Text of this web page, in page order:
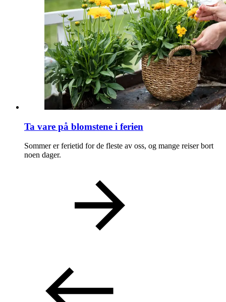
Ta vare på blomstene i ferien
Sommer er ferietid for de fleste av oss, og mange reiser bort
noen dager.